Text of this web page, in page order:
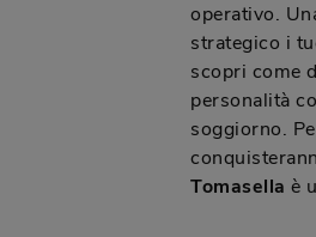
operativo.
strategico i
scopri come
personalità
soggiorno.
Tomasella è